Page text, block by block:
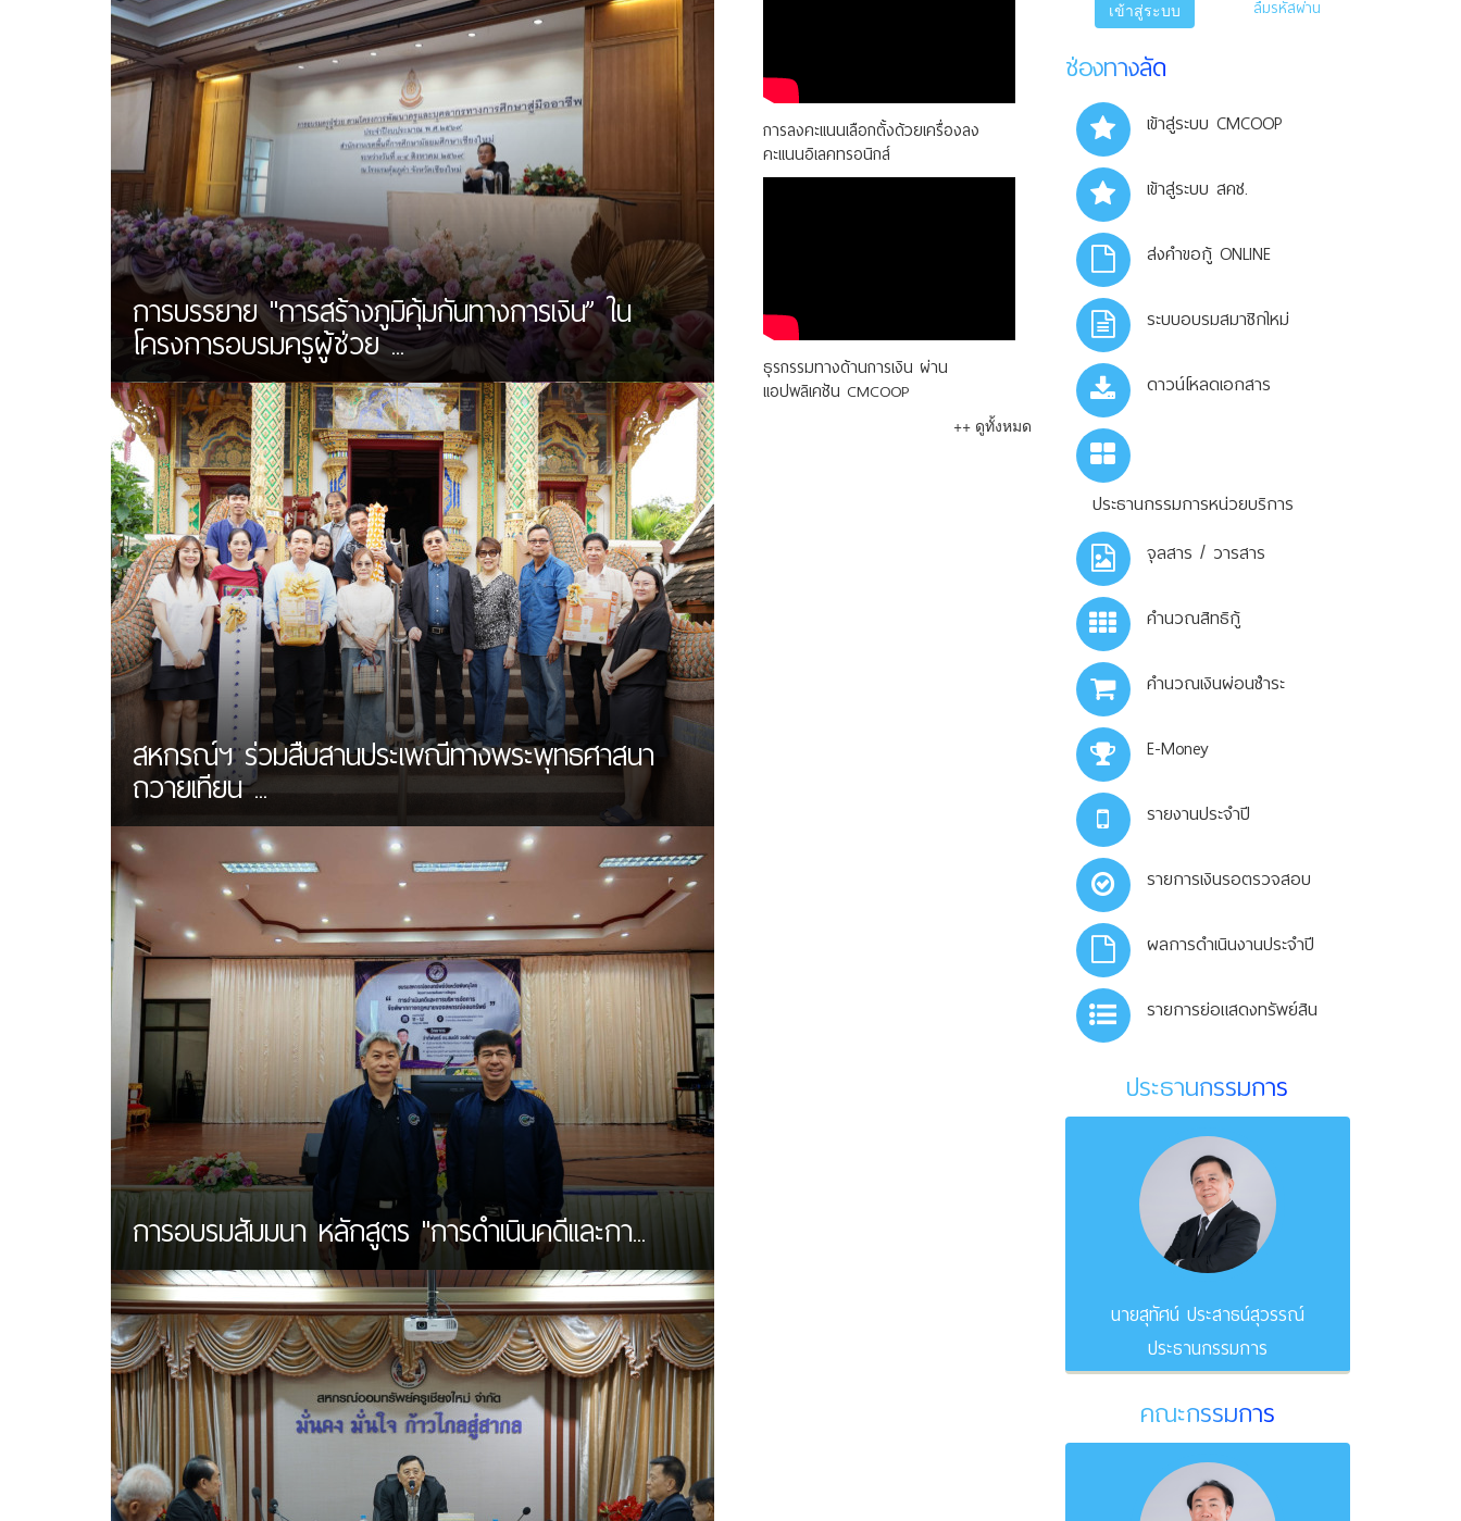
การบรรยาย "การสร้างภูมิคุ้มกันทางการเงิน” ใน
โครงการอบรมครูผู้ช่วย ...
สหกรณ์ฯ ร่วมสืบสานประเพณีทางพระพุทธศาสนา
ถวายเทียน ...
การอบรมสัมมนา หลักสูตร "การดำเนินคดีเเละกา...
การลงคะแนนเลือกตั้งด้วยเครื่องลง
คะแนนอิเลคทรอนิกส์
ธุรกรรมทางด้านการเงิน ผ่าน
แอปพลิเคชัน CMCOOP
++ ดูทั้งหมด
เข้าสู่ระบบ ลืมรหัสผ่าน
ช่องทางลัด
เข้าสู่ระบบ CMCOOP
เข้าสู่ระบบ สคช.
ส่งคำขอกู้ ONLINE
ระบบอบรมสมาชิกใหม่
ดาวน์โหลดเอกสาร
ประธานกรรมการหน่วยบริการ
จุลสาร / วารสาร
คำนวณสิทธิกู้
คำนวณเงินผ่อนชำระ
E-Money
รายงานประจำปี
รายการเงินรอตรวจสอบ
ผลการดำเนินงานประจำปี
รายการย่อแสดงทรัพย์สิน
ประธานกรรมการ
นายสุทัศน์ ประสาธน์สุวรรณ์
ประธานกรรมการ
คณะกรรมการ